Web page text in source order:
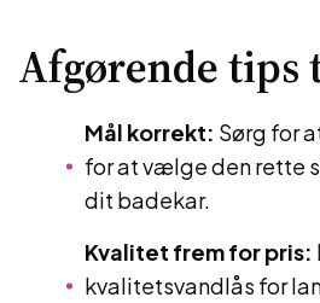
Afgørende tips
Mål korrekt: Sørg for
for at vælge den rette
dit badekar.
Kvalitet frem for pris:
kvalitetsvandlås for